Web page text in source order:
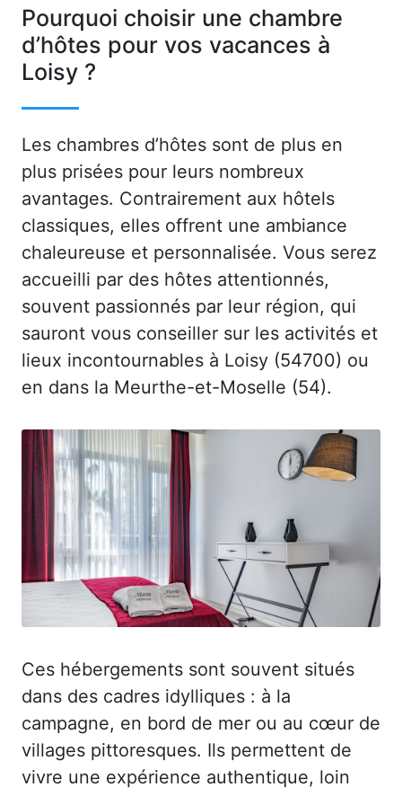
Pourquoi choisir une chambre
d’hôtes pour vos vacances à
Loisy ?
Les chambres d’hôtes sont de plus en
plus prisées pour leurs nombreux
avantages. Contrairement aux hôtels
classiques, elles offrent une ambiance
chaleureuse et personnalisée. Vous serez
accueilli par des hôtes attentionnés,
souvent passionnés par leur région, qui
sauront vous conseiller sur les activités et
lieux incontournables à Loisy (54700) ou
en dans la Meurthe-et-Moselle (54).
Ces hébergements sont souvent situés
dans des cadres idylliques : à la
campagne, en bord de mer ou au cœur de
villages pittoresques. Ils permettent de
vivre une expérience authentique, loin